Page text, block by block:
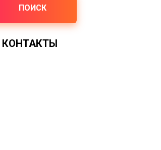
ПОИСК
КОНТАКТЫ